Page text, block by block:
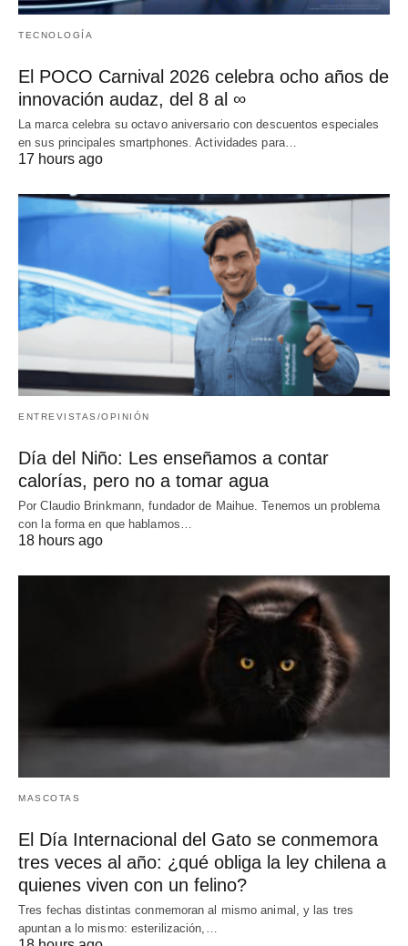
TECNOLOGÍA
El POCO Carnival 2026 celebra ocho años de
innovación audaz, del 8 al ∞
La marca celebra su octavo aniversario con descuentos especiales
en sus principales smartphones. Actividades para…
17 hours ago
ENTREVISTAS/OPINIÓN
Día del Niño: Les enseñamos a contar
calorías, pero no a tomar agua
Por Claudio Brinkmann, fundador de Maihue. Tenemos un problema
con la forma en que hablamos…
18 hours ago
MASCOTAS
El Día Internacional del Gato se conmemora
tres veces al año: ¿qué obliga la ley chilena a
quienes viven con un felino?
Tres fechas distintas conmemoran al mismo animal, y las tres
apuntan a lo mismo: esterilización,…